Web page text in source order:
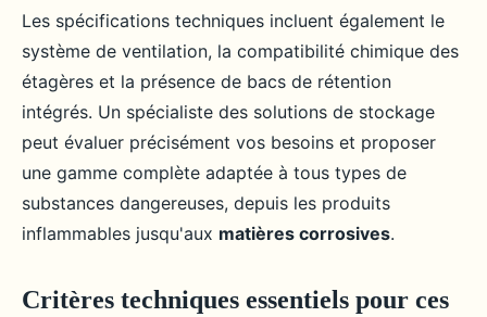
Les spécifications techniques incluent également le
système de ventilation, la compatibilité chimique des
étagères et la présence de bacs de rétention
intégrés. Un spécialiste des solutions de stockage
peut évaluer précisément vos besoins et proposer
une gamme complète adaptée à tous types de
substances dangereuses, depuis les produits
inflammables jusqu'aux matières corrosives.
Critères techniques essentiels pour ces